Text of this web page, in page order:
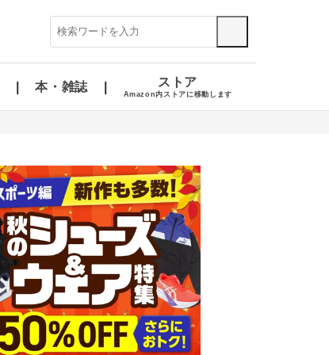
本・雑誌 ストア
Amazon内ストアに移動します